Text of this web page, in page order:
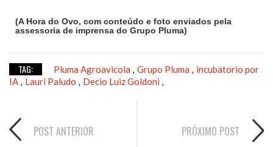
(A Hora do Ovo, com conteúdo e foto enviados pela
assessoria de imprensa do Grupo Pluma)
TAG: Pluma Agroavicola , Grupo Pluma , incubatorio por
IA , Lauri Paludo , Decio Luiz Goldoni ,
POST ANTERIOR PRÓXIMO POST